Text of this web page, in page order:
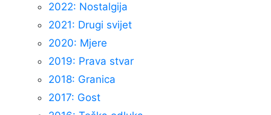
2022: Nostalgija
2021: Drugi svijet
2020: Mjere
2019: Prava stvar
2018: Granica
2017: Gost